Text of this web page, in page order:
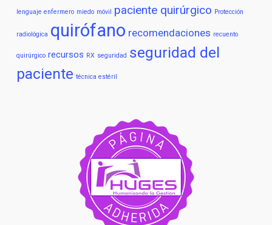
lenguaje enfermero miedo móvil paciente quirúrgico Protección
radiológica quirófano recomendaciones recuento
quirúrgico recursos RX seguridad seguridad del
paciente técnica estéril